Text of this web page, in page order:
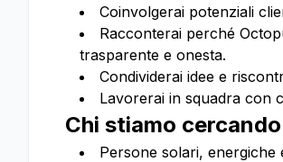
Coinvolgerai potenziali
Racconterai perché
trasparente e onesta.
Condividerai idee e
Lavorerai in squadra con
Chi stiamo cercando
Persone solari, energiche